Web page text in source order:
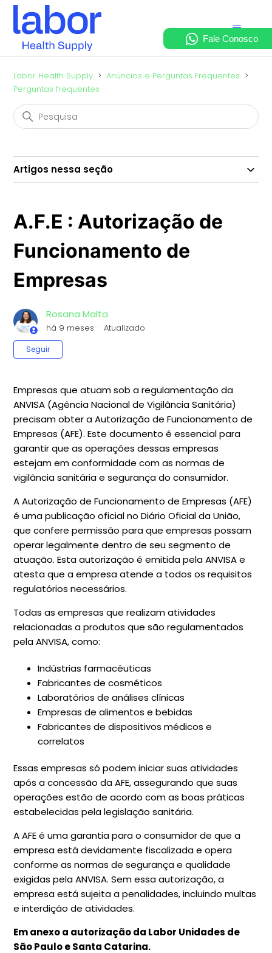
Labor Health Supply
Anúncios e Perguntas Frequentes
Perguntas frequentes
Artigos nessa seção
A.F.E : Autorização de
Funcionamento de
Empresas
Rosana Malta
há 9 meses Atualizado
Seguir
Empresas que atuam sob a regulamentação da
ANVISA (Agência Nacional de Vigilância Sanitária)
precisam obter a Autorização de Funcionamento de
Empresas (AFE). Este documento é essencial para
garantir que as operações dessas empresas
estejam em conformidade com as normas de
vigilância sanitária e segurança do consumidor.
A Autorização de Funcionamento de Empresas (AFE)
é uma publicação oficial no Diário Oficial da União,
que confere permissão para que empresas possam
operar legalmente dentro de seu segmento de
atuação. Esta autorização é emitida pela ANVISA e
atesta que a empresa atende a todos os requisitos
regulatórios necessários.
Todas as empresas que realizam atividades
relacionadas a produtos que são regulamentados
pela ANVISA, como:
Indústrias farmacêuticas
Fabricantes de cosméticos
Laboratórios de análises clínicas
Empresas de alimentos e bebidas
Fabricantes de dispositivos médicos e
correlatos
Essas empresas só podem iniciar suas atividades
após a concessão da AFE, assegurando que suas
operações estão de acordo com as boas práticas
estabelecidas pela legislação sanitária.
A AFE é uma garantia para o consumidor de que a
empresa está devidamente fiscalizada e opera
conforme as normas de segurança e qualidade
exigidas pela ANVISA. Sem essa autorização, a
empresa está sujeita a penalidades, incluindo multas
e interdição de atividades.
Em anexo a autorização da Labor Unidades de
São Paulo e Santa Catarina.